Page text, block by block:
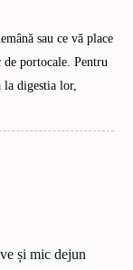
sau ce vă place
portocale. Pentru
la digestia lor,
și mic dejun